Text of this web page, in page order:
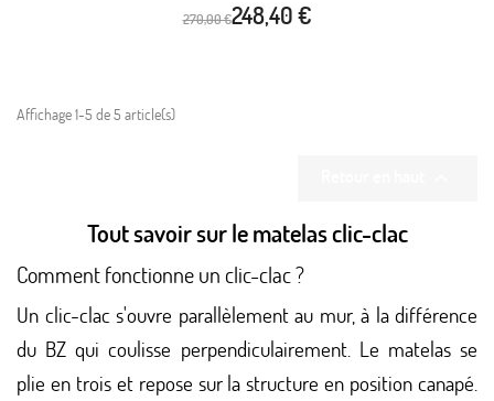
270,00 €248,40 €
Affichage 1-5 de 5 article(s)
Tout savoir sur le matelas clic-clac
Comment fonctionne un clic-clac ?
Un clic-clac s'ouvre parallèlement au mur, à la différence
du BZ qui coulisse perpendiculairement. Le matelas se
plie en trois et repose sur la structure en position canapé.